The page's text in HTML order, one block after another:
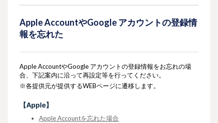
Apple AccountやGoogle アカウントの登録情
報を忘れた
Apple AccountやGoogle アカウントの登録情報をお忘れの場
合、下記案内に沿って再設定等を行ってください。
※各提供元が提供するWEBページに遷移します。
【Apple】
Apple Accountを忘れた場合